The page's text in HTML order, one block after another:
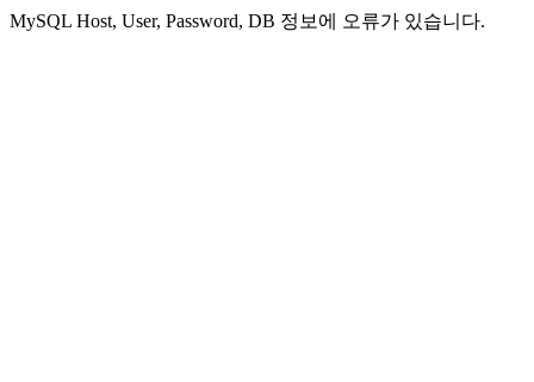
MySQL Host, User, Password, DB 정보에 오류가 있습니다.